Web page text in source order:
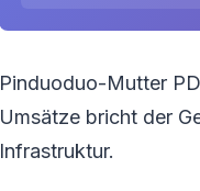
Pinduoduo-Mutter
Umsätze bricht der
Infrastruktur.